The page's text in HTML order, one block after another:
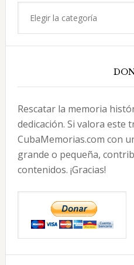
Rescatar la memoria
dedicación. Si valora este
CubaMemorias.com con
grande o pequeña,
contenidos. ¡Gracias!